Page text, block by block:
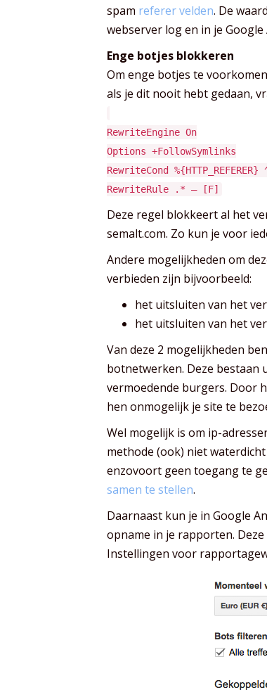
spam referer velden. De
webserver log en in je
Enge botjes blokkeren
Om enge botjes te
als je dit nooit hebt gedaan,
RewriteEngine On
Options +FollowSymlinks
RewriteCond
RewriteRule .* – [F]
Deze regel blokkeert al het
semalt.com. Zo kun je voor
Andere mogelijkheden om
verbieden zijn bijvoorbeeld:
het uitsluiten van het
het uitsluiten van het
Van deze 2 mogelijkheden
botnetwerken. Deze bestaan
vermoedende burgers. Door
hen onmogelijk je site te
Wel mogelijk is om ip-
methode (ook) niet
enzovoort geen toegang te
samen te stellen.
Daarnaast kun je in Google
opname in je rapporten.
Instellingen voor